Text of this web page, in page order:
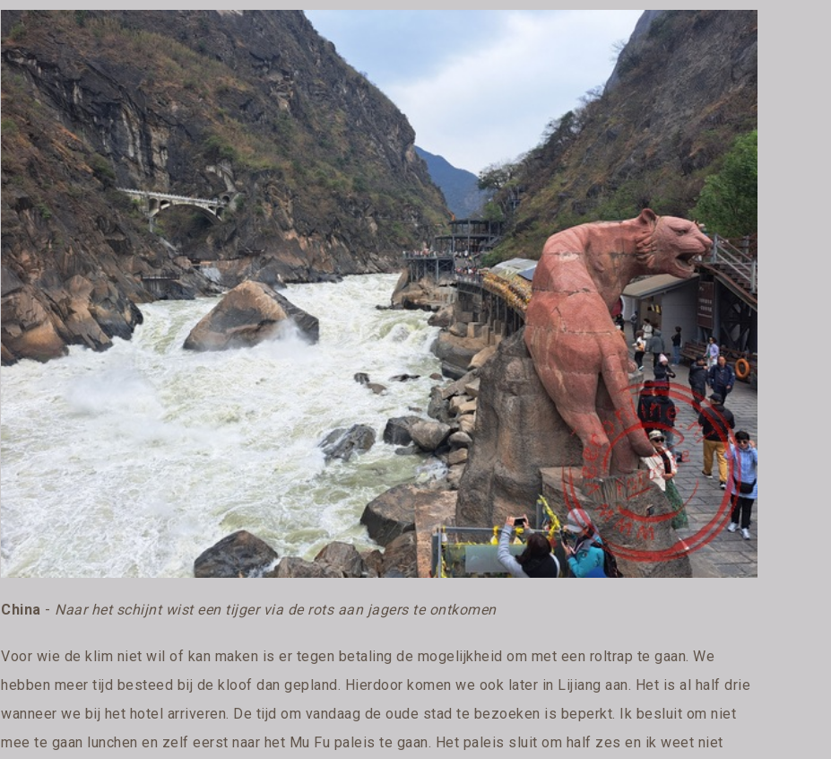
China - Naar het schijnt wist een tijger via de rots aan jagers te ontkomen
Voor wie de klim niet wil of kan maken is er tegen betaling de mogelijkheid om met een roltrap te gaan. We
hebben meer tijd besteed bij de kloof dan gepland. Hierdoor komen we ook later in Lijiang aan. Het is al half drie
wanneer we bij het hotel arriveren. De tijd om vandaag de oude stad te bezoeken is beperkt. Ik besluit om niet
mee te gaan lunchen en zelf eerst naar het Mu Fu paleis te gaan. Het paleis sluit om half zes en ik weet niet